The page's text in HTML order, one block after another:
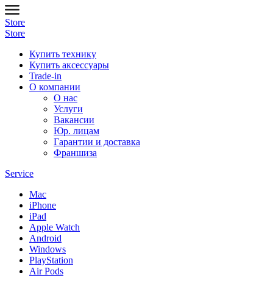
Store
Store
Купить технику
Купить аксессуары
Trade-in
О компании
О нас
Услуги
Вакансии
Юр. лицам
Гарантии и доставка
Франшиза
Service
Mac
iPhone
iPad
Apple Watch
Android
Windows
PlayStation
Air Pods